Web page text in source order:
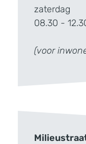
zaterdag
08.30 -
(voor